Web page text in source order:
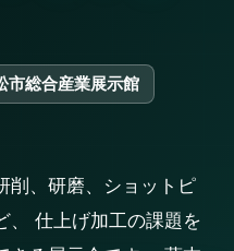
市総合産業展示館
削、研磨、ショットピ
、 仕上げ加工の課題を